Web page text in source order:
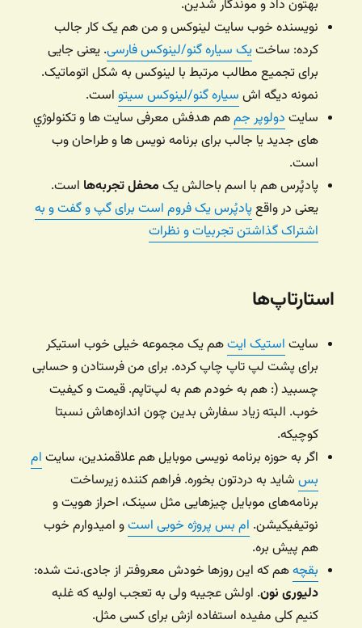
بهتون داد و موندگار شدین.
نویسنده خوب سایت لینوکس و من هم یک کار جالب
کرده: ساختیک سیاره گنو/لینوکس فارسی. یعنی جایی
برای تجمیع مطالب مرتبط با لینوکس به شکل اتوماتیک.
نمونه دیگه اش سیاره گنو/لینوکس سیتو است.
سایت دولوپر جمهم هدفش معرفی سایت ها و تکنولوژي
های جدید یا جالب برای برنامه نویس ها و طراحان وب
است.
پادپُرس هم با اسم باحالش یک محفل تجربه‌ها است.
یعنی در واقعپادپُرس یک فروم است برای گپ و گفت و به
اشتراک گذاشتن تجربیات و نظرات
استارتاپ‌ها
سایت استیک ایتهم یک مجموعه خیلی خوب استیکر
برای پشت لپ تاپ چاپ کرده. برای من فرستادن و حسابی
چسبید (: هم به خودم هم به لپ‌تاپم. قیمت و کیفیت
خوب. البته زیاد سفارش بدین چون اندازه‌هاش نسبتا
کوچیکه.
اگر به حوزه برنامه نویسی موبایل هم علاقمندین، سایت ام
بس شاید به دردتون بخوره. فراهم کننده زیرساخت
برنامه‌های موبایل چیزهایی مثل سینک، احراز هویت و
نوتیفیکیشن. ام بس پروژه خوبی استو امیدوارم خوب
هم پیش بره.
بقچههم که این روزها خودش معروفتر از جادی.نت شده:
دلیوری نون. اولش عجیبه ولی به تعجب اولیه که غلبه
کنیم کلی مفیده استفاده ازش برای کسی مثل.